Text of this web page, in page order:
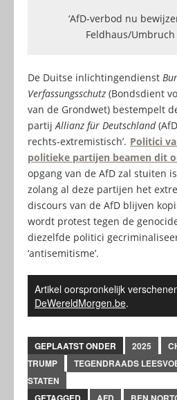
‘AfD-verbod nu
Feldhaus/
De Duitse inlichtingendienst
Verfassungsschutz (Bondsdient
van de Grondwet) bestempelt
partij Allianz für Deutschland
rechts-extremistisch’. Politici
politieke partijen beamen dit
opgang van de AfD zal stuiten
zolang al deze partijen het
discours van de AfD blijven
wordt protest tegen de
diezelfde politici
‘antisemitisme’.
Artikel oorspronkelijk
DeWereldMorgen.be.
GEPLAATST ONDER 2025
TRUMP
TEGENDRAADS
STATEN